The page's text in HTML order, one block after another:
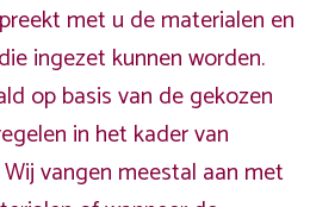
met u de materialen en
ingezet kunnen worden.
op basis van de gekozen
in het kader van
vangen meestal aan met